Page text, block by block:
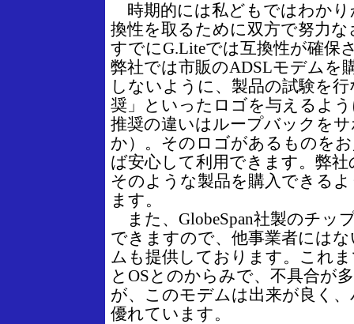
時期的には私どもではわかり
換性を取るために双方で努力
すでにG.Liteでは互換性が確保
弊社では市販のADSLモデムを
しないように、製品の試験を
奨」といったロゴを与えるよ
推奨の違いはループバックを
か）。そのロゴがあるものを
ば安心して利用できます。弊
そのような製品を購入できる
ます。
また、GlobeSpan社製のチッ
できますので、他事業者には
ムも提供しております。これ
とOSとのからみで、不具合が
が、このモデムは出来が良く
優れています。